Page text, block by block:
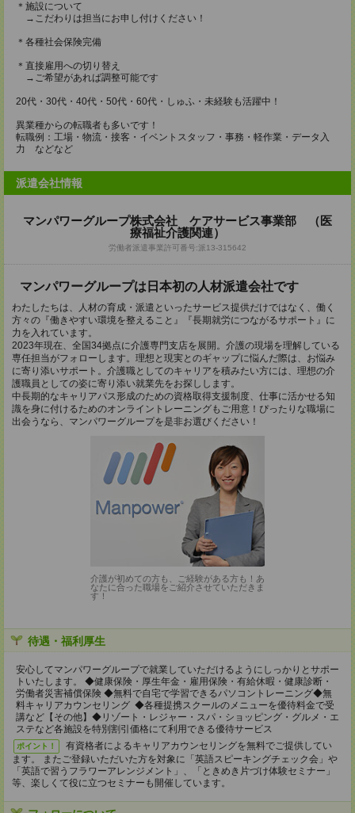
＊施設について
→こだわりは担当にお申し付けください！
＊各種社会保険完備
＊直接雇用への切り替え
→ご希望があれば調整可能です
20代・30代・40代・50代・60代・しゅふ・未経験も活躍中！
異業種からの転職者も多いです！
転職例：工場・物流・接客・イベントスタッフ・事務・軽作業・データ入
力 などなど
派遣会社情報
マンパワーグループ株式会社 ケアサービス事業部 （医
療福祉介護関連）
労働者派遣事業許可番号:派13-315642
マンパワーグループは日本初の人材派遣会社です
わたしたちは、人材の育成・派遣といったサービス提供だけではなく、働く
方々の『働きやすい環境を整えること』『長期就労につながるサポート』に
力を入れています。
2023年現在、全国34拠点に介護専門支店を展開。介護の現場を理解している
専任担当がフォローします。理想と現実とのギャップに悩んだ際は、お悩み
に寄り添いサポート。介護職としてのキャリアを積みたい方には、理想の介
護職員としての姿に寄り添い就業先をお探しします。
中長期的なキャリアパス形成のための資格取得支援制度、仕事に活かせる知
識を身に付けるためのオンライントレーニングもご用意！ぴったりな職場に
出会うなら、マンパワーグループを是非お選びください！
介護が初めての方も、ご経験がある方も！あ
なたに合った職場をご紹介させていただきま
す！
待遇・福利厚生
安心してマンパワーグループで就業していただけるようにしっかりとサポー
トいたします。 ◆健康保険・厚生年金・雇用保険・有給休暇・健康診断・
労働者災害補償保険 ◆無料で自宅で学習できるパソコントレーニング◆無
料キャリアカウンセリング ◆各種提携スクールのメニューを優待料金で受
講など【その他】◆リゾート・レジャー・スパ・ショッピング・グルメ・エ
ステなど各施設を特別割引価格にて利用できる優待サービス
ポイント！
有資格者によるキャリアカウンセリングを無料でご提供してい
ます。 またご登録いただいた方を対象に「英語スピーキングチェック会」や
「英語で習うフラワーアレンジメント」、「ときめき片づけ体験セミナー」
等、楽しくて役に立つセミナーも開催しています。